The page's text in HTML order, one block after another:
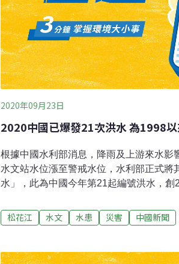
2020年09月23日
2020中國已爆發21次洪水 為1998
根據中國水利部消息，降雨及上游來水影
水文站水位漲至警戒水位，水利部正式
水」，此為中國今年第21起編號洪水，
洪水，較常年偏多1.6倍，也創下1998年
來，中國全國平均降水量616毫米，較常
常年同期偏多80%，其中267條河流「超
松花江 水文 水患 災害 中國新聞